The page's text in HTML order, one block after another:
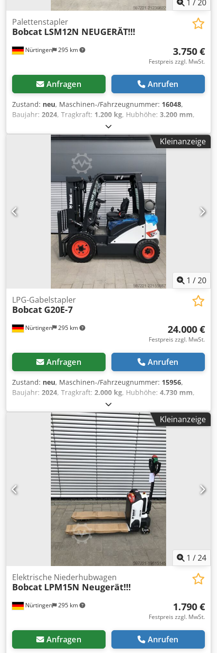
1 /20
Nürtingen 295 km
Palettenstapler
Bobcat LSM12N NEUGERÄT!!!
3.750 €
Festpreis zzgl. MwSt.
Anfragen Anrufen
Zustand: neu, Maschinen-/Fahrzeugnummer: 16048,
Baujahr: 2024, Tragkraft: 1.200 kg, Hubhöhe: 3.200 mm,
, Kraftstofftyp:
Masttyp:Simplex, Bauhöhe:2.080 mm, Batteriespannung:
1.150 mm, Gesamtgewicht:576 kg,
5076939 Seriennummer: OBWNL-002740 Batteriedetails:
24 V, 60 Ah Chsdpfx Abjykc Rrj Nsa
Kleinanzeige
1 /20
Nürtingen 295 km
LPG-Gabelstapler
Bobcat G20E-7
24.000 €
Festpreis zzgl. MwSt.
Anfragen Anrufen
Zustand: neu, Maschinen-/Fahrzeugnummer: 15956,
Baujahr: 2024, Tragkraft: 2.000 kg, Hubhöhe: 4.730 mm,
, Lastschwerpunkt:
Kraftstofftyp:elektrisch, Masttyp:Triplex, Bauhöhe:2.200
, Gabellänge:1.200 mm, Motortyp: Elektrisch,
Hersteller: Bobcat Codpszff Axjfx Ab Noha
Kleinanzeige
1 /24
Nürtingen 295 km
Elektrische Niederhubwagen
Bobcat LPM15N Neugerät!!!
1.790 €
Festpreis zzgl. MwSt.
Anfragen Anrufen